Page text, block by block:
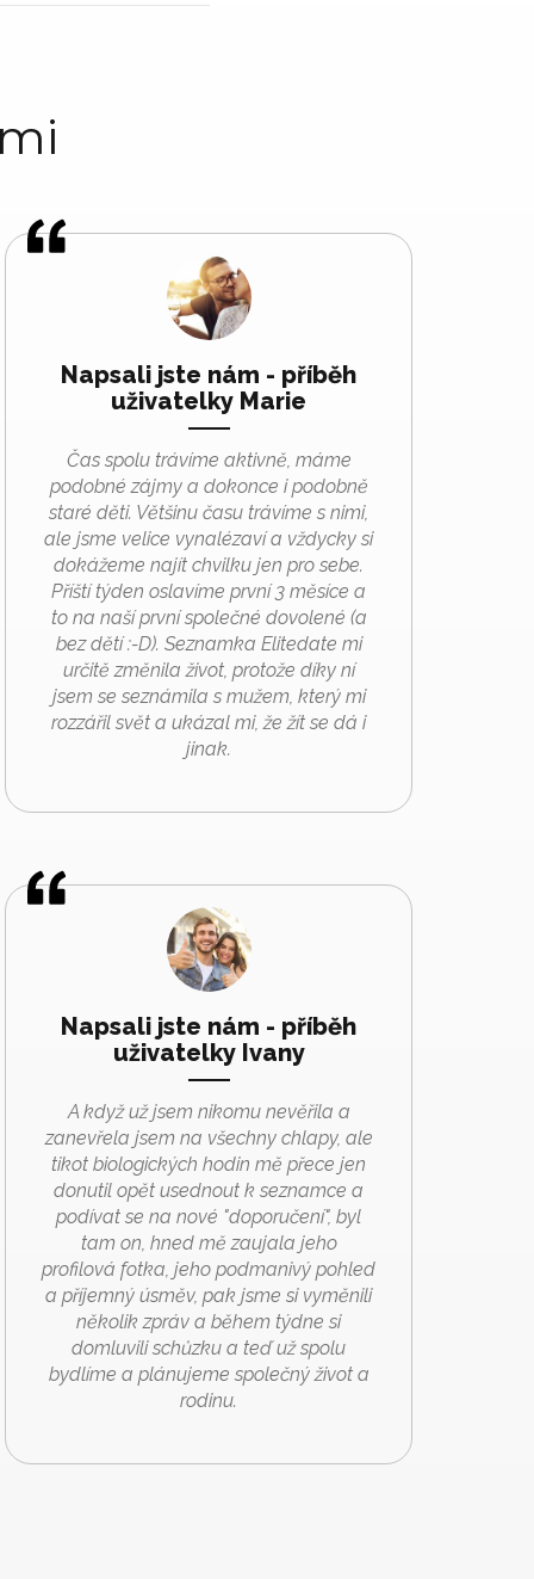
Napsali jste nám - příběh
uživatelky Marie
Čas spolu trávíme aktivně, máme
podobné zájmy a dokonce i podobně
staré děti. Většinu času trávíme s nimi,
ale jsme velice vynalézaví a vždycky si
dokážeme najít chvilku jen pro sebe.
Příští týden oslavíme první 3 měsíce a
to na naší první společné dovolené (a
bez dětí :-D). Seznamka Elitedate mi
určitě změnila život, protože díky ní
jsem se seznámila s mužem, který mi
rozzářil svět a ukázal mi, že žít se dá i
jinak.
Napsali jste nám - příběh
uživatelky Ivany
A když už jsem nikomu nevěřila a
zanevřela jsem na všechny chlapy, ale
tikot biologických hodin mě přece jen
donutil opět usednout k seznamce a
podívat se na nové "doporučení", byl
tam on, hned mě zaujala jeho
profilová fotka, jeho podmanivý pohled
a příjemný úsměv, pak jsme si vyměnili
několik zpráv a během týdne si
domluvili schůzku a teď už spolu
bydlíme a plánujeme společný život a
rodinu.